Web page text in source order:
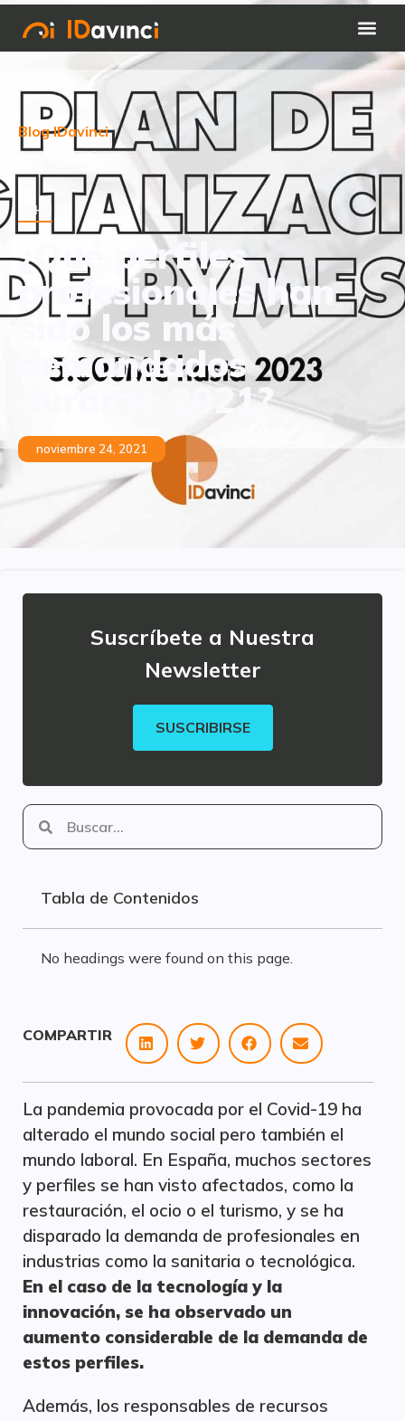
Blog IDavinci
RRHH
¿Qué perfiles
profesionales han
sido los más
demandados
durante 2021?
noviembre 24, 2021
COMPARTIR
La pandemia provocada por el Covid-19 ha
alterado el mundo social pero también el
mundo laboral. En España, muchos sectores
y perfiles se han visto afectados, como la
restauración, el ocio o el turismo, y se ha
disparado la demanda de profesionales en
industrias como la sanitaria o tecnológica.
En el caso de la tecnología y la
innovación, se ha observado un
aumento considerable de la demanda de
estos perfiles.
Además, los responsables de recursos
Suscríbete a Nuestra
Newsletter
SUSCRIBIRSE
Tabla de Contenidos
No headings were found on this page.